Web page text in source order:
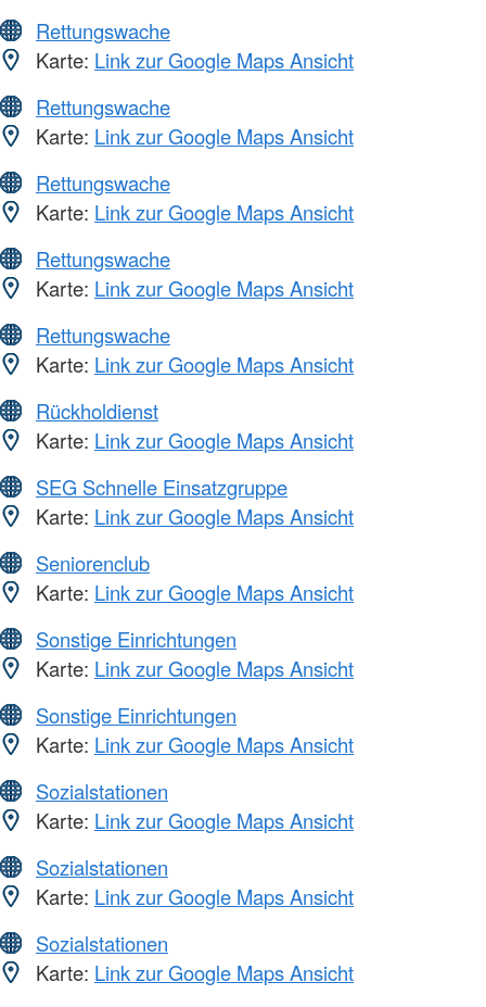
Rettungswache
Karte: Link zur Google Maps Ansicht
Rettungswache
Karte: Link zur Google Maps Ansicht
Rettungswache
Karte: Link zur Google Maps Ansicht
Rettungswache
Karte: Link zur Google Maps Ansicht
Rettungswache
Karte: Link zur Google Maps Ansicht
Rückholdienst
Karte: Link zur Google Maps Ansicht
SEG Schnelle Einsatzgruppe
Karte: Link zur Google Maps Ansicht
Seniorenclub
Karte: Link zur Google Maps Ansicht
Sonstige Einrichtungen
Karte: Link zur Google Maps Ansicht
Sonstige Einrichtungen
Karte: Link zur Google Maps Ansicht
Sozialstationen
Karte: Link zur Google Maps Ansicht
Sozialstationen
Karte: Link zur Google Maps Ansicht
Sozialstationen
Karte: Link zur Google Maps Ansicht